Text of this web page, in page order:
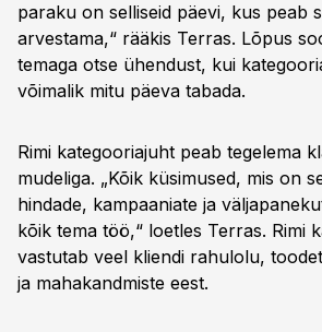
paraku on selliseid päevi, kus peab
arvestama,“ rääkis Terras. Lõpus
temaga otse ühendust, kui
võimalik mitu päeva tabada.
Rimi kategooriajuht peab tegelema
mudeliga. „Kõik küsimused, mis on
hindade, kampaaniate ja
kõik tema töö,“ loetles Terras. Rimi
vastutab veel kliendi rahulolu,
ja mahakandmiste eest.